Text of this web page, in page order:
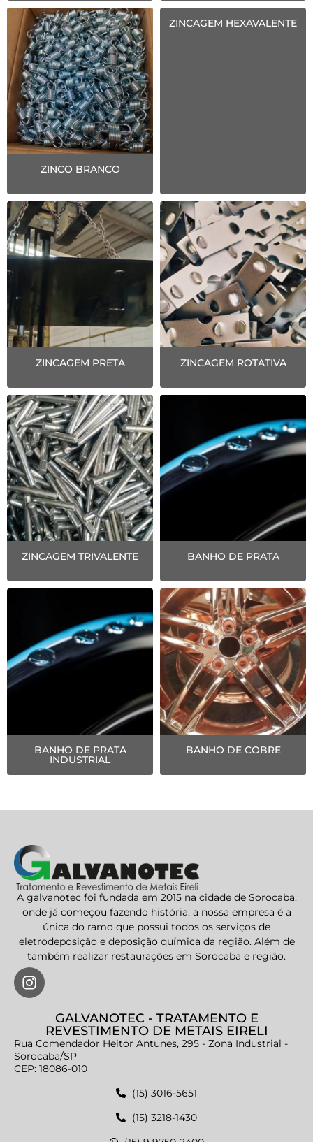
ZINCO BRANCO
ZINCAGEM HEXAVALENTE
ZINCAGEM PRETA ZINCAGEM ROTATIVA
ZINCAGEM TRIVALENTE BANHO DE PRATA
BANHO DE PRATA
INDUSTRIAL
BANHO DE COBRE
A galvanotec foi fundada em 2015 na cidade de Sorocaba,
onde já começou fazendo história: a nossa empresa é a
única do ramo que possui todos os serviços de
eletrodeposição e deposição química da região. Além de
também realizar restaurações em Sorocaba e região.
GALVANOTEC - TRATAMENTO E
REVESTIMENTO DE METAIS EIRELI
Rua Comendador Heitor Antunes, 295 - Zona Industrial -
Sorocaba/SP
CEP: 18086-010
(15) 3016-5651
(15) 3218-1430